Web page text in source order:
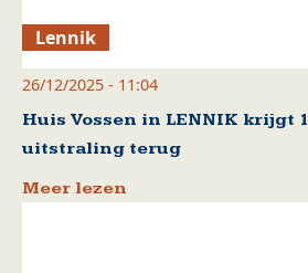
Lennik
26/12/2025 - 11:04
Huis Vossen in LENNIK krijgt
uitstraling terug
Meer lezen